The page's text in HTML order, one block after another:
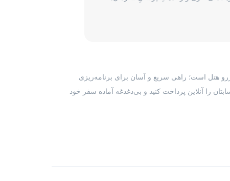
رزرو هتل است؛ راهی سریع و آسان برای برنامه‌ریزی
را آنلاین پرداخت کنید و بی‌دغدغه آماده سفر خود